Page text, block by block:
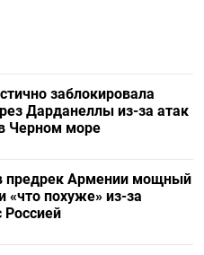
заблокировала
Дарданеллы из-за атак
Черном море
предрек Армении мощный
«что похуже» из-за
Россией